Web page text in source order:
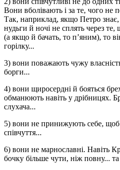
Вони вболівають і за те, чого
Так, наприклад, якщо Петро
нудьги й ночі не сплять через
(а якщо й бачать, то п’яним), то
горілку...
3) вони поважають чужу
борги...
4) вони щиросердні й бояться
обманюють навіть у дрібницях.
слухача...
5) вони не принижують себе,
співчуття...
6) вони не марнославні. Навіть
бочку більше чути, ніж повну... та